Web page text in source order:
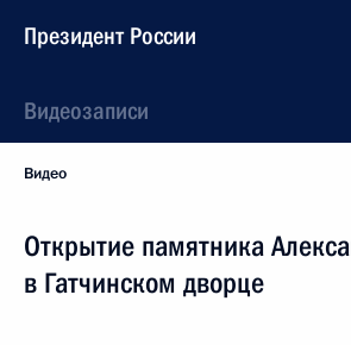
Президент России
Видеозаписи
Видео
Открытие памятника
в Гатчинском дворце